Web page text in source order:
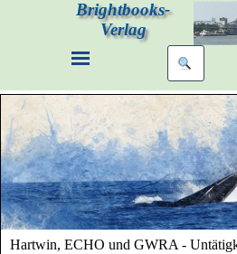
Brightbooks-
Verlag
Hartwin, ECHO und GWRA -